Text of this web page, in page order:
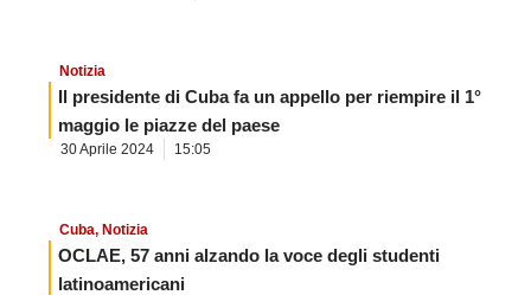
Notizia
Il presidente di Cuba fa un appello per riempire il 1°
maggio le piazze del paese
30 Aprile 2024 15:05
Cuba, Notizia
OCLAE, 57 anni alzando la voce degli studenti
latinoamericani